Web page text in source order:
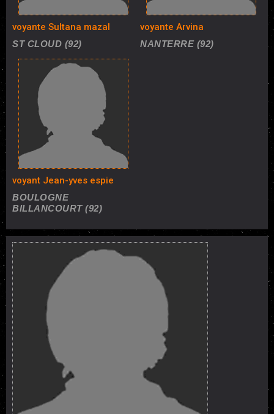
voyante Sultana mazal
ST CLOUD (92)
voyante Arvina
NANTERRE (92)
voyant Jean-yves espie
BOULOGNE
BILLANCOURT (92)